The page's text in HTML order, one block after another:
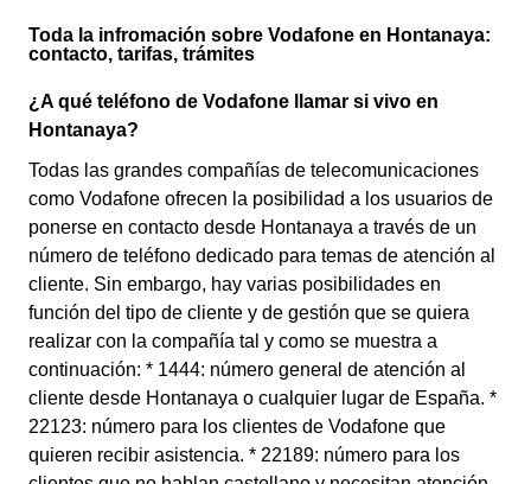
Toda la infromación sobre Vodafone en Hontanaya:
contacto, tarifas, trámites
¿A qué teléfono de Vodafone llamar si vivo en
Hontanaya?
Todas las grandes compañías de telecomunicaciones
como Vodafone ofrecen la posibilidad a los usuarios de
ponerse en contacto desde Hontanaya a través de un
número de teléfono dedicado para temas de atención al
cliente. Sin embargo, hay varias posibilidades en
función del tipo de cliente y de gestión que se quiera
realizar con la compañía tal y como se muestra a
continuación: * 1444: número general de atención al
cliente desde Hontanaya o cualquier lugar de España. *
22123: número para los clientes de Vodafone que
quieren recibir asistencia. * 22189: número para los